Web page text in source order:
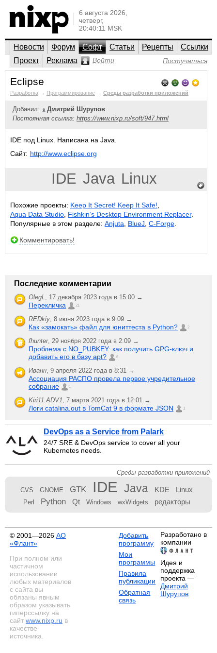
6 августа 2026,
четверг,
20:40:11 MSK
Новости Форум Софт Статьи Рецепты
Ссылки
Проект
Реклама Войти Постучаться
Eclipse
Разработка → Программирование → Среды разработки приложений
Добавил:
Дмитрий Шурупов
Постоянная ссылка: https://www.nixp.ru/soft/947.html
IDE под Linux. Написана на Java.
Сайт: http://www.eclipse.org
IDE Java Linux
Похожие проекты: Keep It Secret! Keep It Safe!
Aqua Data Studio Fishkin’s Desktop Environment Replacer.
Популярные в этом разделе: Anjuta BlueJ C-Forge
Комментировать!
Последние комментарии
OlegL, 17 декабря 2023 года в 15:00 →
Перекличка 21
REDkiy, 8 июня 2023 года в 9:09 →
Как «замокать» файл для юниттеста в Python? 2
fhunter, 29 ноября 2022 года в 2:09 →
Проблема с NO_PUBKEY: как получить GPG-ключ и
добавить его в базу apt?
6
Иванн, 9 апреля 2022 года в 8:31 →
Ассоциация РАСПО провела первое учредительное
собрание
1
Kiri11.ADV1, 7 марта 2021 года в 12:01 →
Логи catalina.out в TomCat 9 в формате JSON 1
DevOps as a Service from Palark
24/7 SRE & DevOps service to cover all your
Kubernetes needs.
Среды разработки приложений
CVS GNOME GTK IDE Java KDE Linux
Perl Python Qt Windows wxWidgets редакторы
© 2001—2026 АО
«Флант»
При полном или
частичном
использовании
любых материалов
с сайта вы
обязаны явным
образом указывать
гиперссылку на
сайт www.nixp.ru в
качестве
источника.
Добавить
программу
Мои
программы
Правила
публикации
Обратная
связь
Разработано в
компании
Идея и
поддержка
проекта —
Дмитрий
Шурупов